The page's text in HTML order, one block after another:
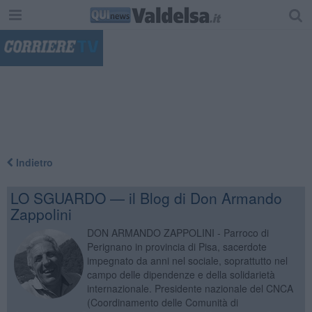
Indietro
LO SGUARDO — il Blog di Don Armando
Zappolini
DON ARMANDO ZAPPOLINI - Parroco di
Perignano in provincia di Pisa, sacerdote
impegnato da anni nel sociale, soprattutto nel
campo delle dipendenze e della solidarietà
internazionale. Presidente nazionale del CNCA
(Coordinamento delle Comunità di